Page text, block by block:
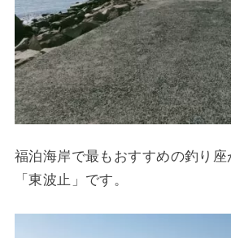
福泊海岸で最もおすすめの釣り座
「東波止」です。